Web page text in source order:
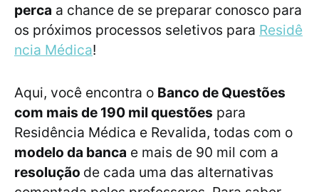
perca a chance de se preparar conosco para
os próximos processos seletivos para Residê
ncia Médica!
Aqui, você encontra o Banco de Questões
com mais de 190 mil questões para
Residência Médica e Revalida, todas com o
modelo da banca e mais de 90 mil com a
resolução de cada uma das alternativas